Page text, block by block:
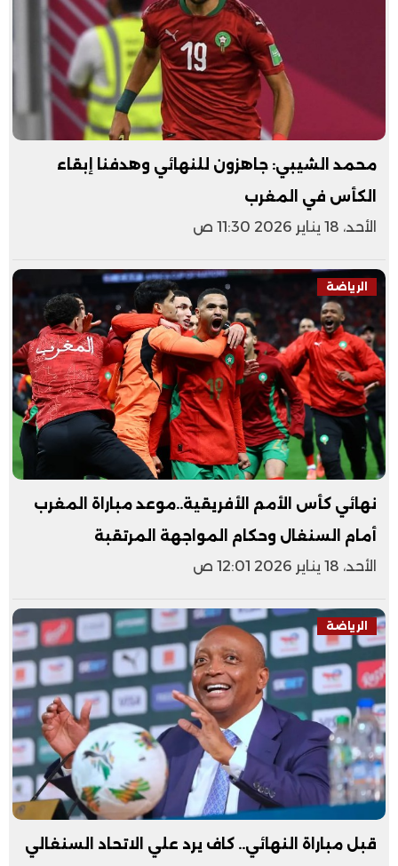
محمد الشيبي: جاهزون للنهائي وهدفنا إبقاء
الكأس في المغرب
الأحد، 18 يناير 2026 11:30 ص
الرياضة
نهائي كأس الأمم الأفريقية..موعد مباراة المغرب
أمام السنغال وحكام المواجهة المرتقبة
الأحد، 18 يناير 2026 12:01 ص
الرياضة
قبل مباراة النهائي.. كاف يرد علي الاتحاد السنغالي